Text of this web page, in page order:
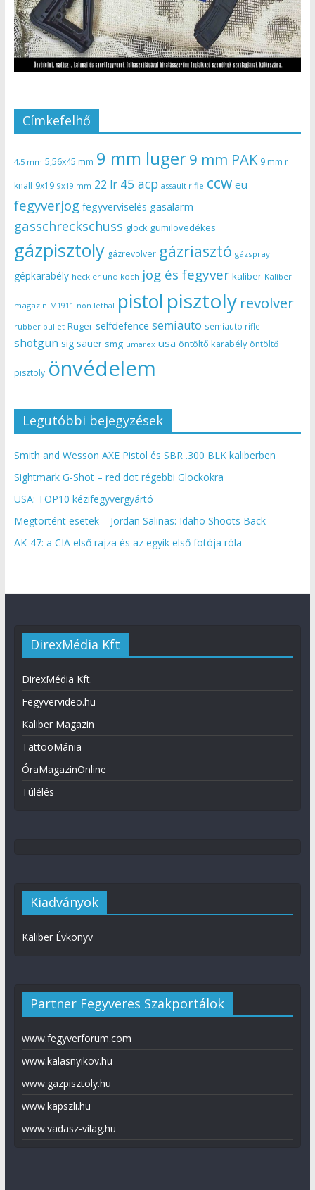
Címkefelhő
4,5 mm 5,56x45 mm 9 mm luger9 mm PAK 9 mm r
knall 9x19 9x19 mm 22 lr 45 acp assault rifle ccw eu
fegyverjog fegyverviselés gasalarm
gasschreckschuss glock gumilövedékes
gázpisztoly gázrevolver gázriasztó gázspray
gépkarabély heckler und koch jog és fegyver kaliber Kaliber
magazin M1911 non lethal pistol pisztoly revolver
rubber bullet Ruger selfdefence semiauto semiauto rifle
shotgun sig sauer smg umarex usa öntöltő karabély öntöltő
pisztoly önvédelem
Legutóbbi bejegyzések
Smith and Wesson AXE Pistol és SBR .300 BLK kaliberben
Sightmark G-Shot – red dot régebbi Glockokra
USA: TOP10 kézifegyvergyártó
Megtörtént esetek – Jordan Salinas: Idaho Shoots Back
AK-47: a CIA első rajza és az egyik első fotója róla
DirexMédia Kft
DirexMédia Kft.
Fegyvervideo.hu
Kaliber Magazin
TattooMánia
ÓraMagazinOnline
Túlélés
Kiadványok
Kaliber Évkönyv
Partner Fegyveres Szakportálok
www.fegyverforum.com
www.kalasnyikov.hu
www.gazpisztoly.hu
www.kapszli.hu
www.vadasz-vilag.hu